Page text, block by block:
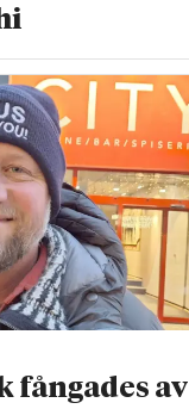
fångades av